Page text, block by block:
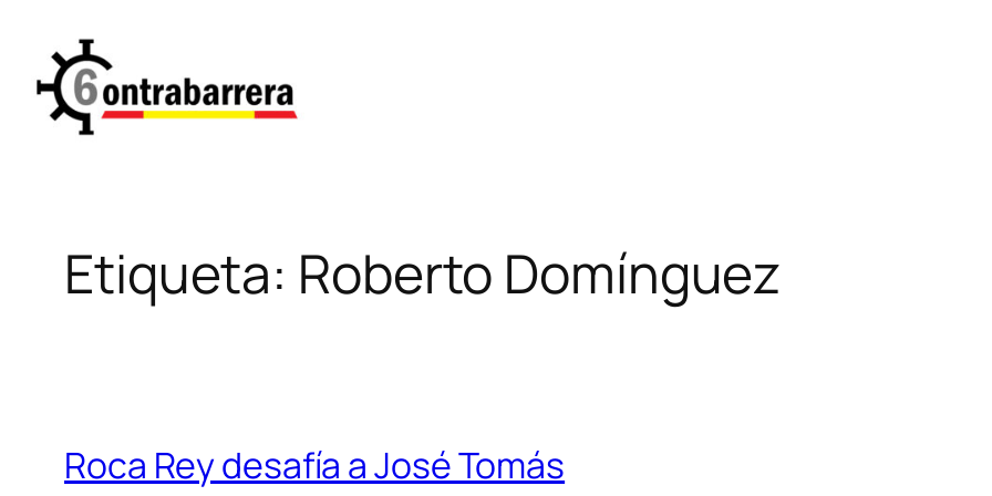
contenido
Etiqueta: Roberto Domínguez
Roca Rey desafía a José Tomás